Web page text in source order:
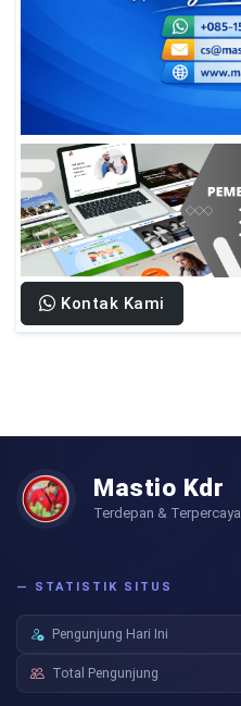
Kontak Kami
Mastio Kdr
Terdepan & Terpercaya
— STATISTIK SITUS
Pengunjung Hari Ini
Total Pengunjung